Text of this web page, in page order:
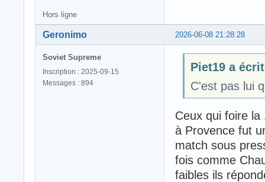
Hors ligne
2026-06-08 21:28:28
Geronimo
Soviet Supreme
Inscription : 2025-09-15
Messages : 894
Piet19 a
C'est pas lui
Ceux qui foire
à Provence fut
match sous
fois comme
faibles ils